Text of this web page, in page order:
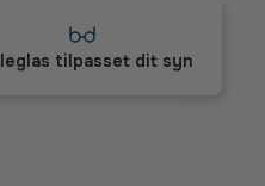
tilpasset dit syn